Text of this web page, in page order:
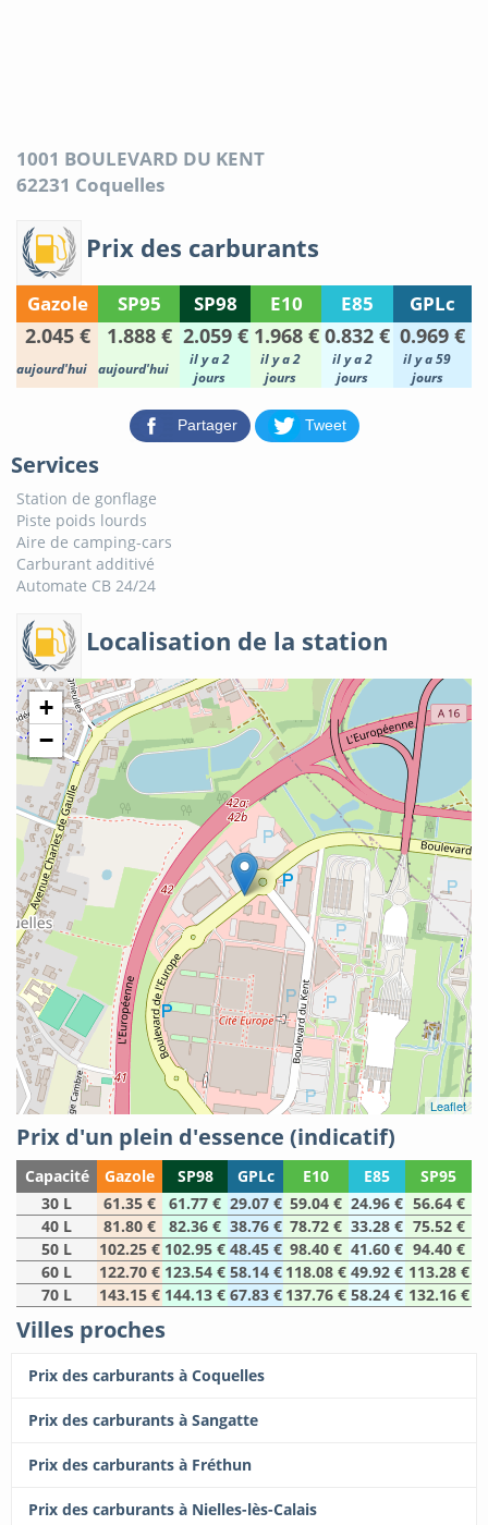
1001 BOULEVARD DU KENT
62231 Coquelles
Prix des carburants
Gazole SP95 SP98 E10 E85 GPLc
2.045 € 1.888 € 2.059 € 1.968 € 0.832 € 0.969 €
aujourd'hui aujourd'hui
il y a 2
jours
il y a 2
jours
il y a 2
jours
il y a 59
jours
Partager Tweet
Services
Station de gonflage
Piste poids lourds
Aire de camping-cars
Carburant additivé
Automate CB 24/24
Localisation de la station
+
−
Leaflet
Prix d'un plein d'essence (indicatif)
Capacité Gazole SP98 GPLc E10 E85
SP95
30 L
61.35 € 61.77 € 29.07 € 59.04 € 24.96 € 56.64 €
40 L
81.80 € 82.36 € 38.76 € 78.72 € 33.28 € 75.52 €
50 L
102.25 € 102.95 € 48.45 € 98.40 € 41.60 € 94.40 €
60 L
122.70 € 123.54 € 58.14 € 118.08 € 49.92 € 113.28 €
70 L
143.15 € 144.13 € 67.83 € 137.76 € 58.24 € 132.16 €
Villes proches
Prix des carburants à Coquelles
Prix des carburants à Sangatte
Prix des carburants à Fréthun
Prix des carburants à Nielles-lès-Calais